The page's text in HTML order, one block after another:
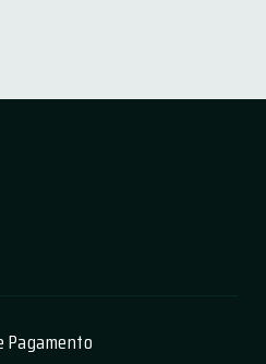
Pagamento